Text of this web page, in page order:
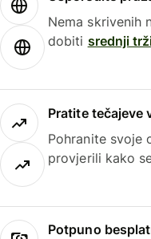
Nema skrivenih
dobiti srednji
Pratite tečajeve
Pohranite svoje
provjerili kako
Potpuno